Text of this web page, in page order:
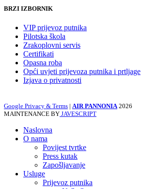
BRZI IZBORNIK
VIP prijevoz putnika
Pilotska škola
Zrakoplovni servis
Certifikati
Opasna roba
Opći uvjeti prijevoza putnika i prtljage
Izjava o privatnosti
Google Privacy & Terms | AIR PANNONIA 2026
MAINTENANCE BY JAVESCRIPT
Naslovna
O nama
Povijest tvrtke
Press kutak
Zapošljavanje
Usluge
Prijevoz putnika